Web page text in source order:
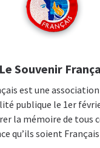
Le Souvenir
est une
publique le 1er
la mémoire de tous
qu’ils soient